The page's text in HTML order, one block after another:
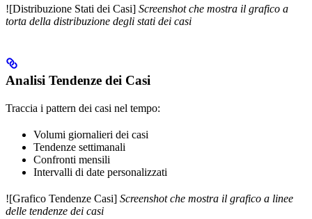
![Distribuzione Stati dei Casi] Screenshot che mostra il grafico a
torta della distribuzione degli stati dei casi
Analisi Tendenze dei Casi
Traccia i pattern dei casi nel tempo:
Volumi giornalieri dei casi
Tendenze settimanali
Confronti mensili
Intervalli di date personalizzati
![Grafico Tendenze Casi] Screenshot che mostra il grafico a linee
delle tendenze dei casi